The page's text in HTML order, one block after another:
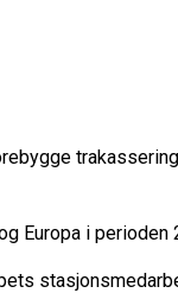
Europa i perioden